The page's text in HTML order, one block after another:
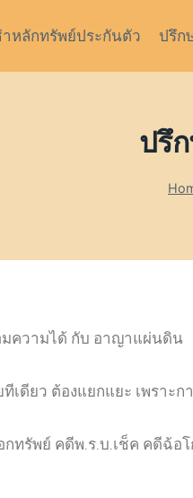
าหลักทรัพย์ประกันตัว ปรึก
ปรึ
ความได้ กับ อาญาแผ่นดิน
เดียว ต้องแยกแยะ เพราะ
ทรัพย์ คดีพ.ร.บ.เช็ค คดีฉ้